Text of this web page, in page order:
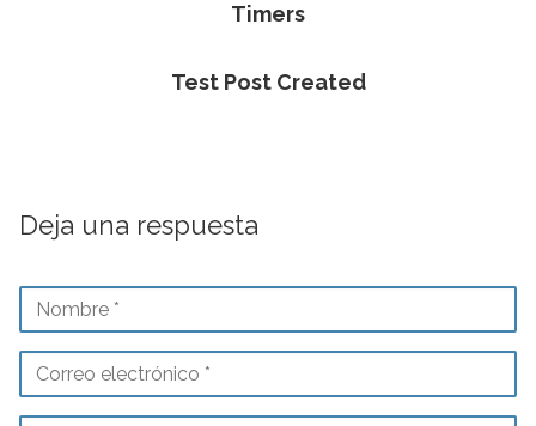
Timers
Test Post Created
Deja una respuesta